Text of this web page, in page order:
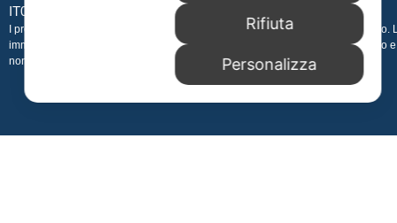
IT08003541003 – Rea Roma CCIAA 1067520 –
I prezzi sono sempre aggiornati in tempo reale e possono variare senza avviso.
immagini contenute sul sito Publibeta.it hanno uno scopo puramente indicativo e
non costituiscono elemento contrattuale.
Rifiuta
Personalizza